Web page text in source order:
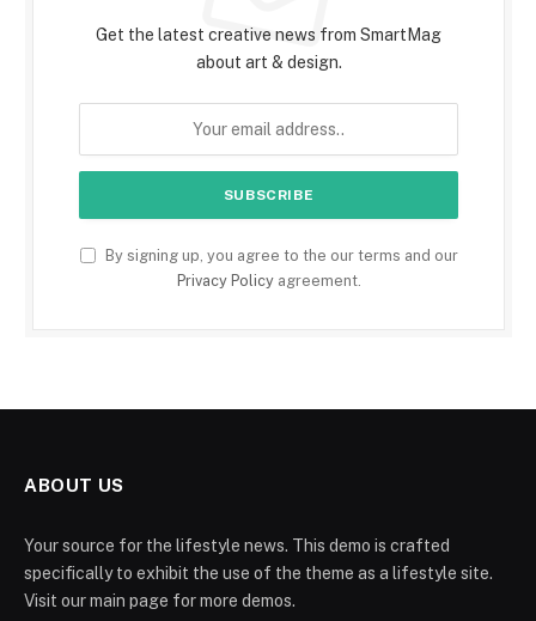
Get the latest creative news from SmartMag
about art & design.
By signing up, you agree to the our terms and our
Privacy Policyagreement.
ABOUT US
Your source for the lifestyle news. This demo is crafted
specifically to exhibit the use of the theme as a lifestyle site.
Visit our main page for more demos.